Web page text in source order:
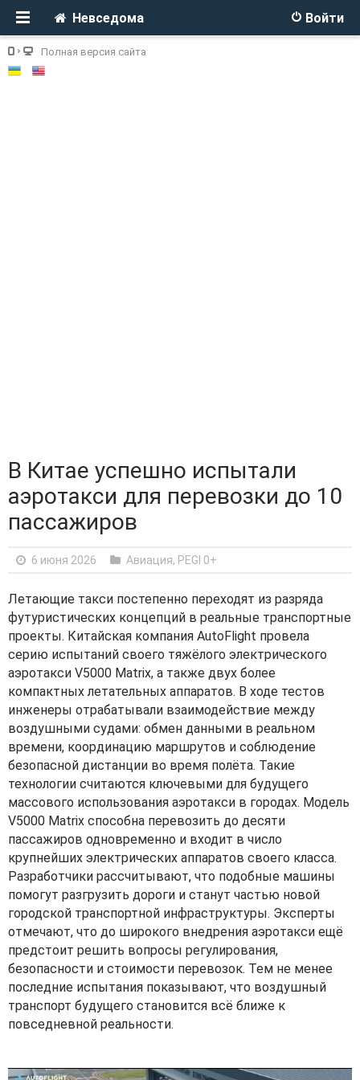
Войти
Невседома
Полная версия сайта
В Китае успешно испытали
аэротакси для перевозки до 10
пассажиров
6 июня 2026 Авиация, PEGI 0+
Летающие такси постепенно переходят из разряда
футуристических концепций в реальные транспортные
проекты. Китайская компания AutoFlight провела
серию испытаний своего тяжёлого электрического
аэротакси V5000 Matrix, а также двух более
компактных летательных аппаратов. В ходе тестов
инженеры отрабатывали взаимодействие между
воздушными судами: обмен данными в реальном
времени, координацию маршрутов и соблюдение
безопасной дистанции во время полёта. Такие
технологии считаются ключевыми для будущего
массового использования аэротакси в городах. Модель
V5000 Matrix способна перевозить до десяти
пассажиров одновременно и входит в число
крупнейших электрических аппаратов своего класса.
Разработчики рассчитывают, что подобные машины
помогут разгрузить дороги и станут частью новой
городской транспортной инфраструктуры. Эксперты
отмечают, что до широкого внедрения аэротакси ещё
предстоит решить вопросы регулирования,
безопасности и стоимости перевозок. Тем не менее
последние испытания показывают, что воздушный
транспорт будущего становится всё ближе к
повседневной реальности.